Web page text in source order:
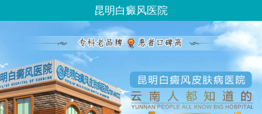
昆明白癜风医院